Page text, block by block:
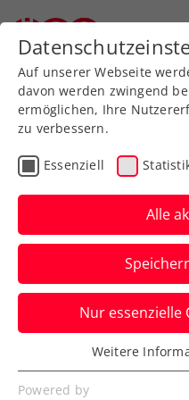
News filtern
Auf unserer Webseite
davon werden zwingend
ermöglichen, Ihre
zu verbessern.
Essenziell
Alle
Nur essenzielle
Essenziell
Essenzielle Cookies
Weitere
Powered by